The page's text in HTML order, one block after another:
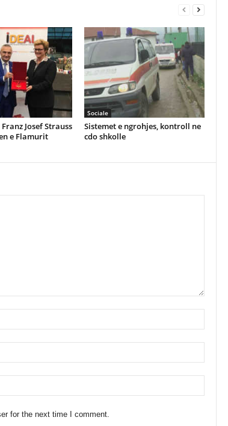
Josef Strauss
e Flamurit
Sociale
Sistemet e ngrohjes, kontroll ne
cdo shkolle
for the next time I comment.